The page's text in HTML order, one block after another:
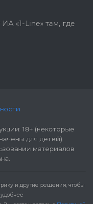
«1-Line» там, где
18+ (некоторые
для детей).
материалов
и другие решения, чтобы